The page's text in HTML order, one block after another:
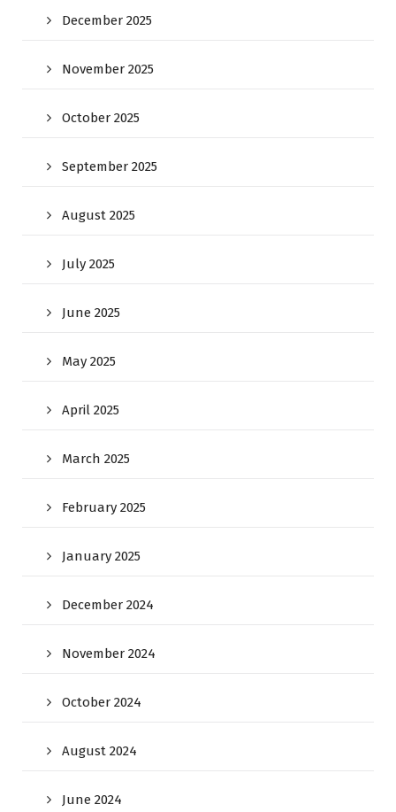
December 2025
November 2025
October 2025
September 2025
August 2025
July 2025
June 2025
May 2025
April 2025
March 2025
February 2025
January 2025
December 2024
November 2024
October 2024
August 2024
June 2024